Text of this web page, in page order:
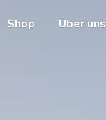
Shop Über uns